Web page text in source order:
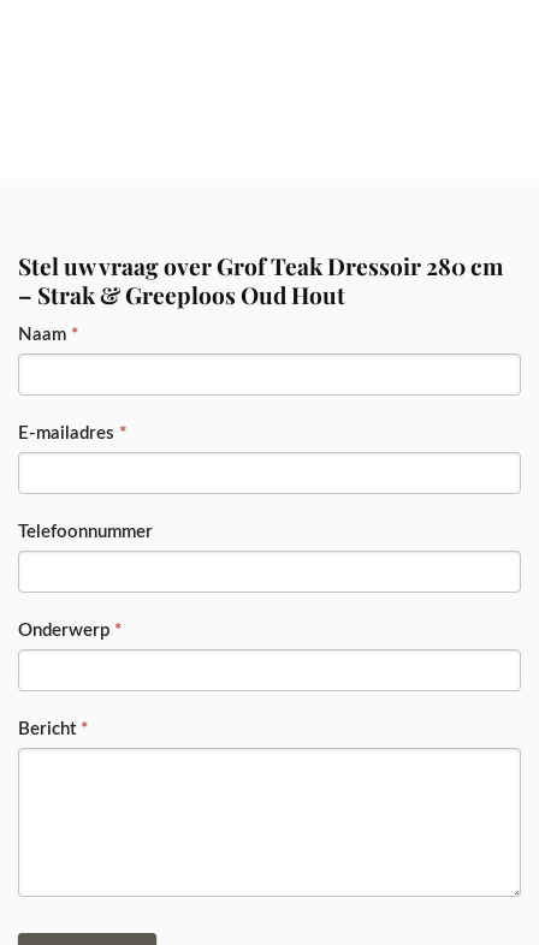
Stel uw vraag over Grof Teak Dressoir 280 cm
– Strak & Greeploos Oud Hout
PRODUCT
Naam *
E-mailadres *
Telefoonnummer
Onderwerp *
Bericht *